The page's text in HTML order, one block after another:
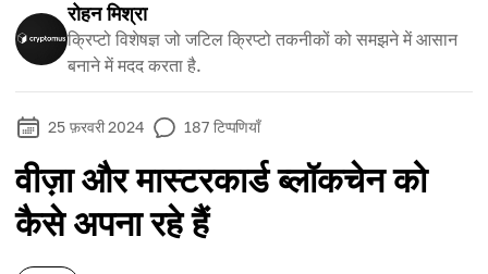
रोहन मिश्रा
क्रिप्टो विशेषज्ञ जो जटिल क्रिप्टो तकनीकों को समझने में आसान
बनाने में मदद करता है.
25 फ़रवरी 2024 187 टिप्पणियाँ
वीज़ा और मास्टरकार्ड ब्लॉकचेन को
कैसे अपना रहे हैं